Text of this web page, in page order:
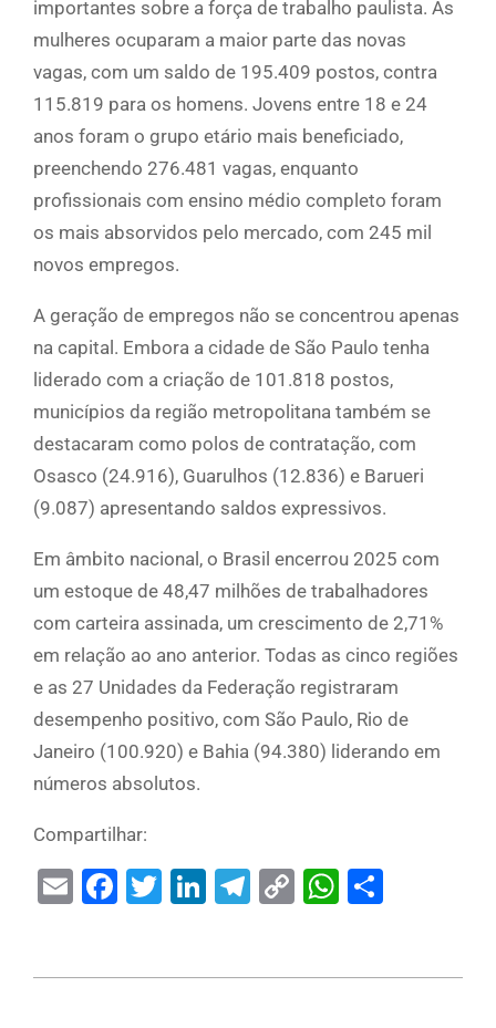
importantes sobre a força de trabalho paulista. As
mulheres ocuparam a maior parte das novas
vagas, com um saldo de 195.409 postos, contra
115.819 para os homens. Jovens entre 18 e 24
anos foram o grupo etário mais beneficiado,
preenchendo 276.481 vagas, enquanto
profissionais com ensino médio completo foram
os mais absorvidos pelo mercado, com 245 mil
novos empregos.
A geração de empregos não se concentrou apenas
na capital. Embora a cidade de São Paulo tenha
liderado com a criação de 101.818 postos,
municípios da região metropolitana também se
destacaram como polos de contratação, com
Osasco (24.916), Guarulhos (12.836) e Barueri
(9.087) apresentando saldos expressivos.
Em âmbito nacional, o Brasil encerrou 2025 com
um estoque de 48,47 milhões de trabalhadores
com carteira assinada, um crescimento de 2,71%
em relação ao ano anterior. Todas as cinco regiões
e as 27 Unidades da Federação registraram
desempenho positivo, com São Paulo, Rio de
Janeiro (100.920) e Bahia (94.380) liderando em
números absolutos.
Compartilhar:
EmailFacebook
Twitter
LinkedIn
Telegram
Copy